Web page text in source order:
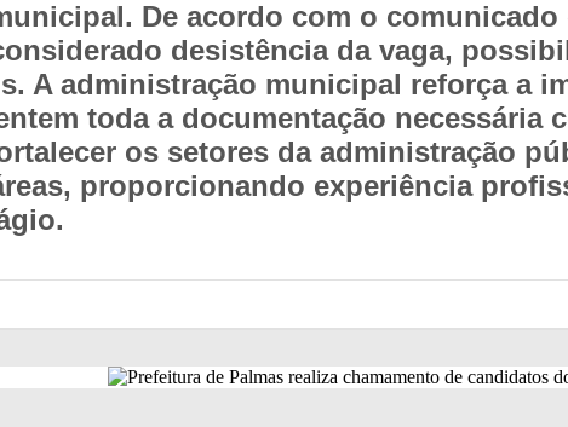
De acordo com o
desistência da vaga,
A administração municipal reforça a
toda a documentação necessária
os setores da administração
proporcionando experiência